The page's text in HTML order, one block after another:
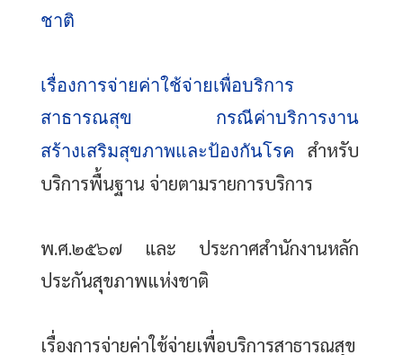
ชาติ
เรื่องการจ่ายค่าใช้จ่ายเพื่อบริการ
สาธารณสุข          กรณีค่าบริการงาน
สร้างเสริมสุขภาพและป้องกันโรค
สำหรับ
บริการพื้นฐาน จ่ายตามรายการบริการ
พ.ศ.๒๕๖๗ และ ประกาศสำนักงานหลัก
ประกันสุขภาพแห่งชาติ
เรื่องการจ่ายค่าใช้จ่ายเพื่อบริการสาธารณสุข